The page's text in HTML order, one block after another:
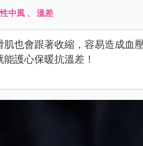
中風 、溫差
也會跟著收縮，容易造成血
護心保暖抗溫差！